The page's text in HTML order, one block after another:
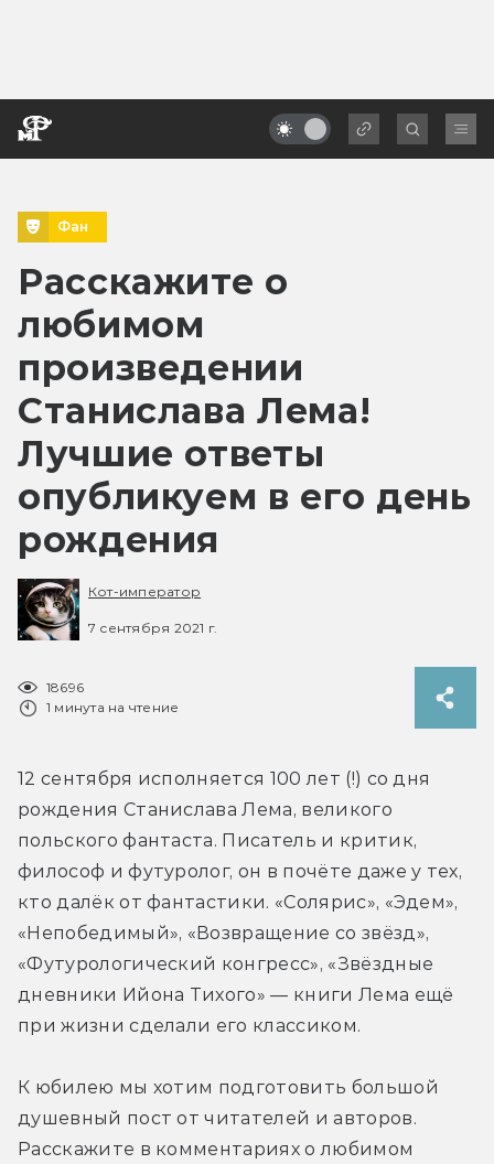
Фан
Расскажите о
любимом
произведении
Станислава Лема!
Лучшие ответы
опубликуем в его день
рождения
Кот-император
7 сентября 2021 г.
18696
1 минута на чтение
12 сентября исполняется 100 лет (!) со дня
рождения Станислава Лема, великого
польского фантаста. Писатель и критик,
философ и футуролог, он в почёте даже у тех,
кто далёк от фантастики. «Солярис», «Эдем»,
«Непобедимый», «Возвращение со звёзд»,
«Футурологический конгресс», «Звёздные
дневники Ийона Тихого» — книги Лема ещё
при жизни сделали его классиком.
К юбилею мы хотим подготовить большой
душевный пост от читателей и авторов.
Расскажите в комментариях о любимом